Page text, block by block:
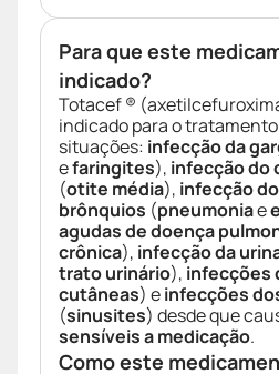
Para que este
indicado?
Totacef ®
indicado para o
situações: infecção da
efaringites), infecção do
(otite média), infecção
brônquios (pneumoniae
agudas de doença
crônica), infecção da
trato urinário), infecções
cutâneas) einfecções
(sinusites) desde que
sensíveis a medicação.
Como este